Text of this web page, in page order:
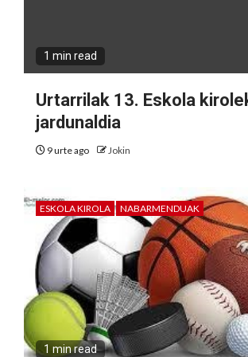
1 min read
Urtarrilak 13. Eskola
jardunaldia
9 urte ago Jokin
ESKOLA KIROLA NABARMENDUAK
1 min read